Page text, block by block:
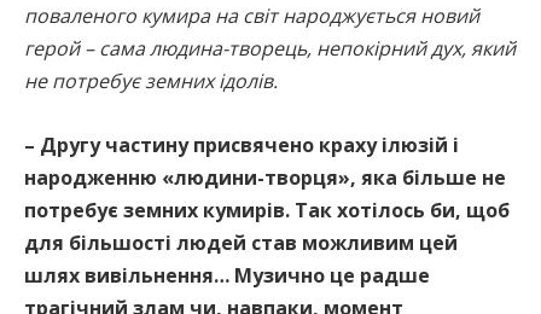
поваленого кумира на світ народжується новий
герой – сама людина-творець, непокірний дух, який
не потребує земних ідолів.
– Другу частину присвячено краху ілюзій і
народженню «людини-творця», яка більше не
потребує земних кумирів. Так хотілось би, щоб
для більшості людей став можливим цей
шлях вивільнення… Музично це радше
трагічний злам чи, навпаки, момент